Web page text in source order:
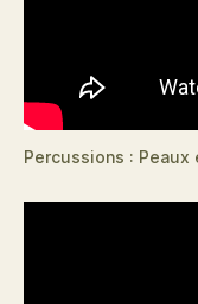
Percussions : Peaux